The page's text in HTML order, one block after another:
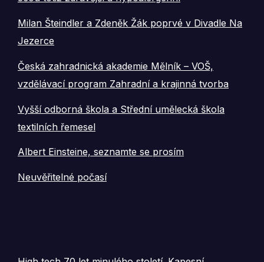
Milan Šteindler a Zdeněk Žák poprvé v Divadle Na
Jezerce
Česká zahradnická akademie Mělník – VOŠ,
vzdělávací program Zahradní a krajinná tvorba
Vyšší odborná škola a Střední umělecká škola
textilních řemesel
Albert Einsteine, seznamte se prosím
Neuvěřitelné počasí